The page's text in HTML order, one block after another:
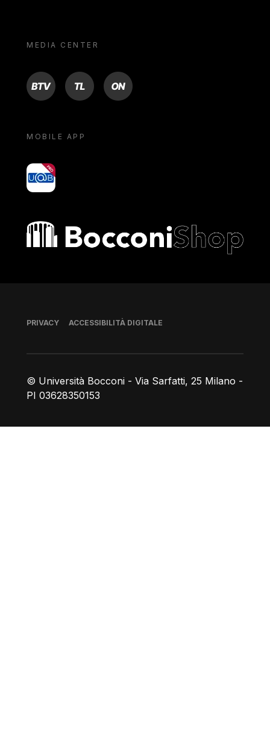
MEDIA CENTER
BTV TL ON
MOBILE APP
yoU@B
Bocconi shop
© Università Bocconi - Via Sarfatti, 25 Milano -
PI 03628350153
Piè di pagina
PRIVACY ACCESSIBILITÀ DIGITALE